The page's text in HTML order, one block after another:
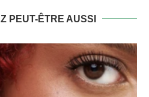
PEUT-ÊTRE AUSSI